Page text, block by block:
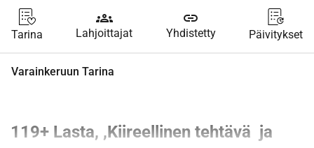
Tarina
groups
Lahjoittajat
link
Yhdistetty Päivitykset
Varainkeruun Tarina
119+ Lasta, ,Kiireellinen tehtävä  ja